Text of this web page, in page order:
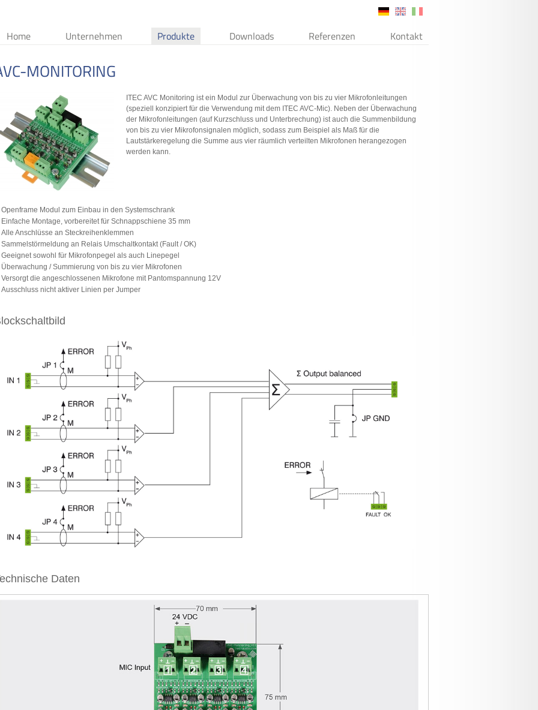
Home Unternehmen Produkte Downloads Referenzen Kontakt
MONITORING
ITEC AVC Monitoring ist ein Modul zur Überwachung von bis zu vier Mikrofonleitungen
(speziell konzipiert für die Verwendung mit dem ITEC AVC-Mic). Neben der Überwachung
der Mikrofonleitungen (auf Kurzschluss und Unterbrechung) ist auch die Summenbildung
von bis zu vier Mikrofonsignalen möglich, sodass zum Beispiel als Maß für die
Lautstärkeregelung die Summe aus vier räumlich verteilten Mikrofonen herangezogen
werden kann.
Openframe Modul zum Einbau in den Systemschrank
Einfache Montage, vorbereitet für Schnappschiene 35 mm
Alle Anschlüsse an Steckreihenklemmen
Sammelstörmeldung an Relais Umschaltkontakt (Fault / OK)
Geeignet sowohl für Mikrofonpegel als auch Linepegel
Überwachung / Summierung von bis zu vier Mikrofonen
Versorgt die angeschlossenen Mikrofone mit Pantomspannung 12V
Ausschluss nicht aktiver Linien per Jumper
Daten